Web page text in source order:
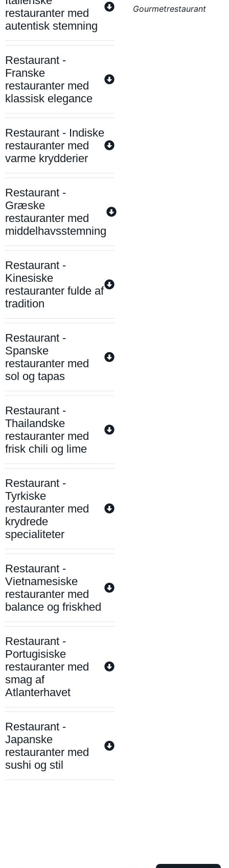
restauranter med
autentisk stemning
Restaurant -
Franske
restauranter med
klassisk elegance
Restaurant - Indiske
restauranter med
varme krydderier
Restaurant -
Græske
restauranter med
middelhavsstemning
Restaurant -
Kinesiske
restauranter fulde af
tradition
Restaurant -
Spanske
restauranter med
sol og tapas
Restaurant -
Thailandske
restauranter med
frisk chili og lime
Restaurant -
Tyrkiske
restauranter med
krydrede
specialiteter
Restaurant -
Vietnamesiske
restauranter med
balance og friskhed
Restaurant -
Portugisiske
restauranter med
smag af
Atlanterhavet
Restaurant -
Japanske
restauranter med
sushi og stil
Gourmetrestaurant